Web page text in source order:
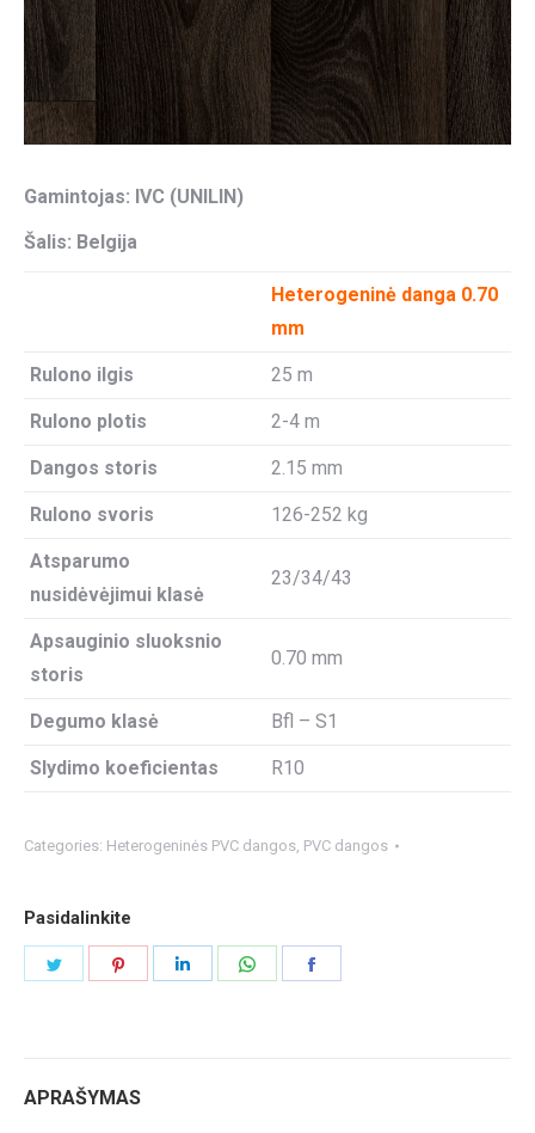
Gamintojas: IVC (UNILIN)
Šalis: Belgija
Heterogeninė danga 0.70
mm
Rulono ilgis 25 m
Rulono plotis 2-4 m
Dangos storis 2.15 mm
Rulono svoris 126-252 kg
Atsparumo
nusidėvėjimui klasė
23/34/43
Apsauginio sluoksnio
storis
0.70 mm
Degumo klasė Bfl – S1
Slydimo koeficientas R10
Categories: Heterogeninės PVC dangos, PVC dangos
Pasidalinkite
APRAŠYMAS